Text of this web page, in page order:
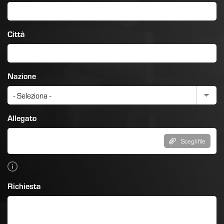
Città
Nazione
Allegato
Scegli file
Richiesta